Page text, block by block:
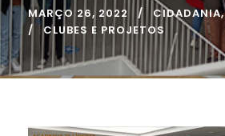
MARÇO 26, 2022 CIDADANIA,
CLUBES E PROJETOS